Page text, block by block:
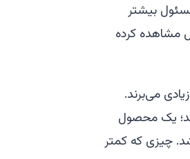
بیشتر
مشاهده کرده
می‌برند.
یک محصول
چیزی که کمتر